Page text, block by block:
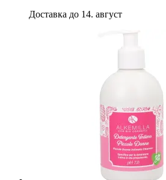
Доставка до 14. август